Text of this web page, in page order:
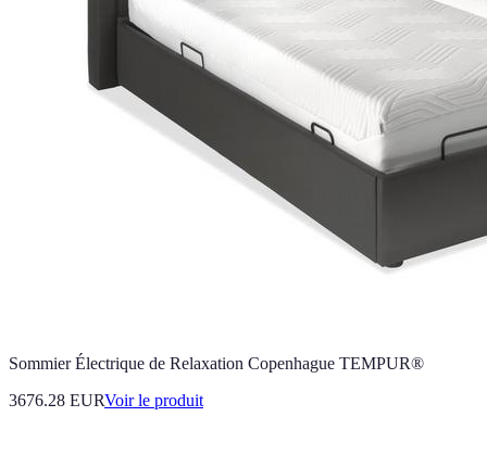
Sommier Électrique de Relaxation Copenhague TEMPUR®
3676.28 EURVoir le produit